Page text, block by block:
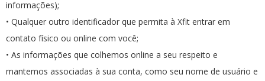
informações);
• Qualquer outro identificador que permita à Xfit entrar em
contato físico ou online com você;
• As informações que colhemos online a seu respeito e
mantemos associadas à sua conta, como seu nome de usuário e